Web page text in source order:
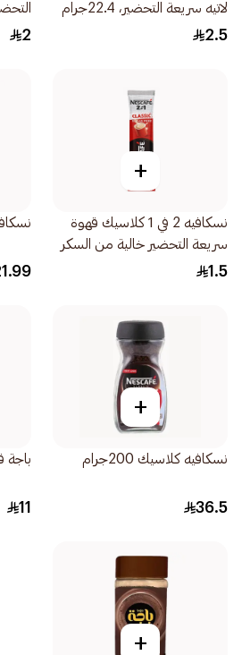
لاتيه سريعة التحضير، 22.4جرام
2.5
التحضير
2
+
نسكافيه 2 في 1 كلاسيك قهوة
سريعة التحضير خالية من السكر
11.7جرام
1.5
+
نسكافيه كلاسيك 200جرام
36.5
باجة
11
+